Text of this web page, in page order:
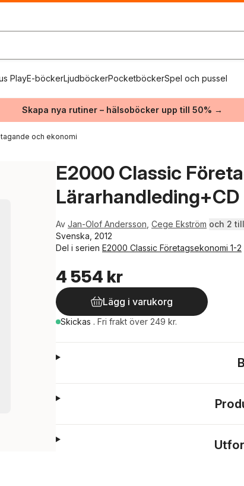
PlayE-böckerLjudböckerPocketböckerSpel och pussel
Skapa nya rutiner – hälsoböcker upp till 50% →
och ekonomi
E2000 Classic
Lärarhandleding+CD
Av Jan-Olof Andersson Cege Ekström och 2 till
Svenska, 2012
Del i serien E2000 Classic Företagsekonomi 1-2
4 554 kr
Lägg i varukorg
Skickas . Fri frakt över 249 kr.